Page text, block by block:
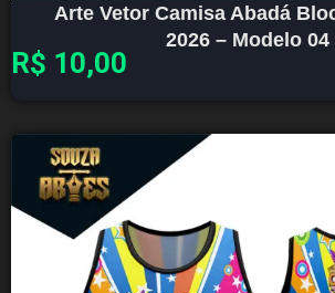
Arte Vetor Camisa Abadá
2026 – Modelo 04
R$ 10,00